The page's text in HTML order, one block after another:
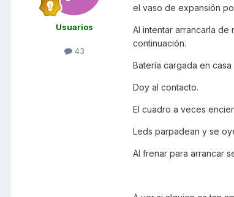
Usuarios
43
el vaso de expansión
Al intentar arrancarla
continuación.
Batería cargada en
Doy al contacto.
El cuadro a veces
Leds parpadean y se
Al frenar para arrancar